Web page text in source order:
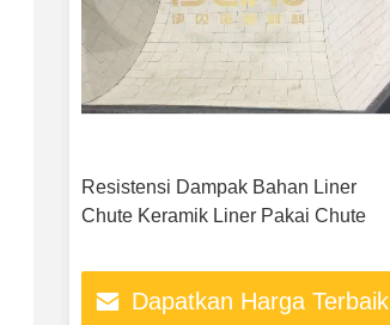
Resistensi Dampak Bahan Liner
Chute Keramik Liner Pakai Chute
Dapatkan Harga Terbaik